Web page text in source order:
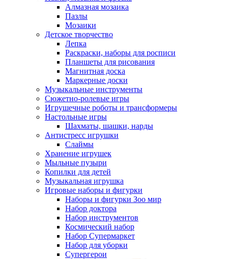
Алмазная мозаика
Пазлы
Мозаики
Детское творчество
Лепка
Раскраски, наборы для росписи
Планшеты для рисования
Магнитная доска
Маркерные доски
Музыкальные инструменты
Сюжетно-ролевые игры
Игрушечные роботы и трансформеры
Настольные игры
Шахматы, шашки, нарды
Антистресс игрушки
Слаймы
Хранение игрушек
Мыльные пузыри
Копилки для детей
Музыкальная игрушка
Игровые наборы и фигурки
Наборы и фигурки Зоо мир
Набор доктора
Набор инструментов
Космический набор
Hабор Супермаркет
Набор для уборки
Супергерои